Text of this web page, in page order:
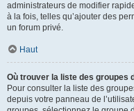
administrateurs de modifier
à la fois, telles qu’ajouter des
un forum privé.
Haut
Où trouver la liste des groupes
Pour consulter la liste des
depuis votre panneau de